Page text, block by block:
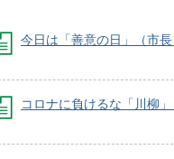
今日は「善意の日」（市長
コロナに負けるな「川柳